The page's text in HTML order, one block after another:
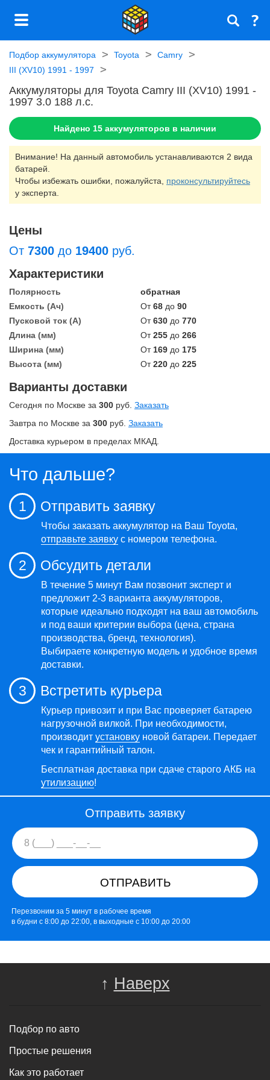
Подбор аккумулятора Toyota
Camry
III (XV10) 1991 - 1997
Аккумуляторы для Toyota Camry III (XV10) 1991 -
1997 3.0 188 л.c.
Найдено 15 аккумуляторов в наличии
Внимание! На данный автомобиль устанавливаются 2 вида
батарей.
Чтобы избежать ошибки, пожалуйста, проконсультируйтесь
у эксперта.
Цены
От 7300 до 19400 руб.
Характеристики
Полярность
обратная
Емкость (Ач)
От68 до 90
Пусковой ток (А)
От630 до 770
Длина (мм)
От255 до 266
Ширина (мм)
От 169 до 175
Высота (мм)
От220 до 225
Варианты доставки
Сегодня по Москве за 300 руб. Заказать
Завтра по Москве за 300 руб. Заказать
Доставка курьером в пределах МКАД.
Что дальше?
1 Отправить заявку
Чтобы заказать аккумулятор на Ваш Toyota,
отправьте заявку с номером телефона.
2 Обсудить детали
В течение 5 минут Вам позвонит эксперт и
предложит 2-3 варианта аккумуляторов,
которые идеально подходят на ваш автомобиль
и под ваши критерии выбора (цена, страна
производства, бренд, технология).
Выбираете конкретную модель и удобное время
доставки.
3 Встретить курьера
Курьер привозит и при Вас проверяет батарею
нагрузочной вилкой. При необходимости,
производит установку новой батареи. Передает
чек и гарантийный талон.
Бесплатная доставка при сдаче старого АКБ на
утилизацию!
Отправить заявку
ОТПРАВИТЬ
Перезвоним за 5 минут в рабочее время
в будни с 8:00 до 22:00, в выходные с 10:00 до 20:00
↑ Наверх
Подбор по авто
Простые решения
Как это работает